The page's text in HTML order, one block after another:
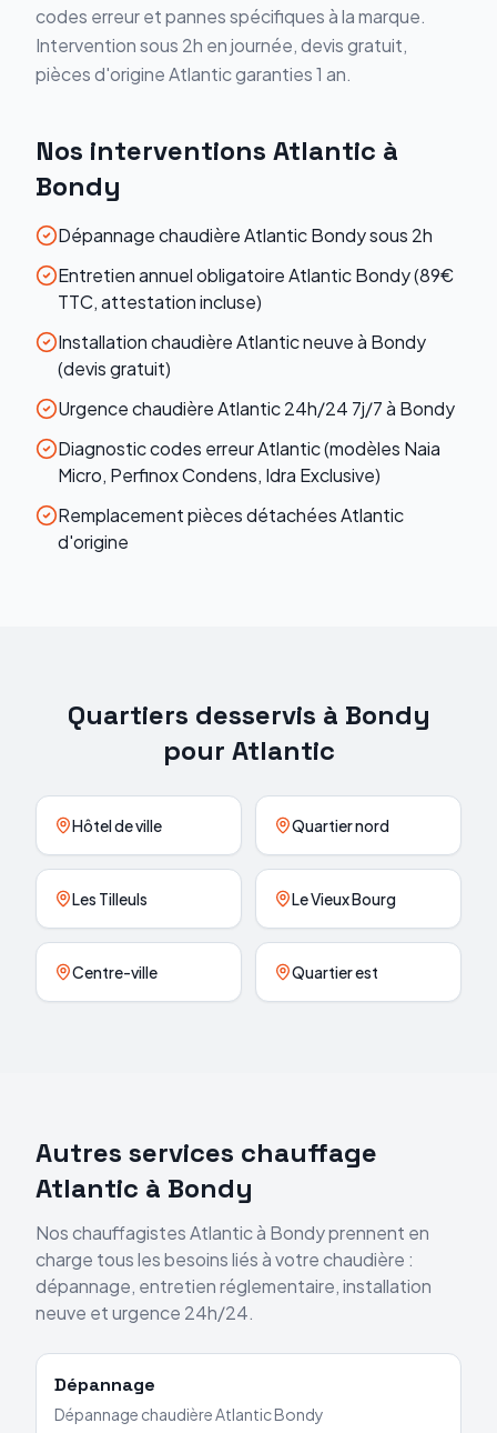
codes erreur et pannes spécifiques à la marque.
Intervention sous 2h en journée, devis gratuit,
pièces d'origineAtlanticgaranties 1 an.
Nos interventions Atlantic à
Bondy
Dépannage chaudière Atlantic Bondy sous 2h
Entretien annuel obligatoire Atlantic Bondy (89€
TTC, attestation incluse)
Installation chaudière Atlantic neuve à Bondy
(devis gratuit)
Urgence chaudière Atlantic 24h/24 7j/7 à Bondy
Diagnostic codes erreur Atlantic (modèles Naia
Micro, Perfinox Condens, Idra Exclusive)
Remplacement pièces détachées Atlantic
d'origine
Quartiers desservis à Bondy
pour Atlantic
Hôtel de ville Quartier nord
Les Tilleuls Le Vieux Bourg
Centre-ville Quartier est
Autres services chauffage
Atlantic à Bondy
Nos chauffagistesAtlanticà Bondyprennent en
charge tous les besoins liés à votre chaudière :
dépannage, entretien réglementaire, installation
neuve et urgence 24h/24.
Dépannage
Dépannage chaudièreAtlanticBondy